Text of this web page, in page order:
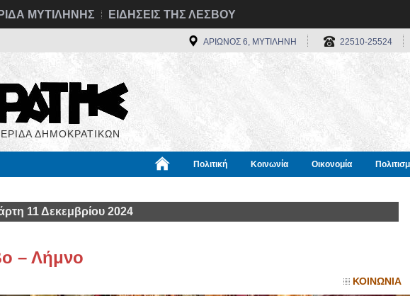
ΜΥΤΙΛΗΝΗΣ ΕΙΔΗΣΕΙΣ ΤΗΣ ΛΕΣΒΟΥ
ΑΡΙΩΝΟΣ 6, ΜΥΤΙΛΗΝΗ 22510-25524
ΔΗΜΟΚΡΑΤΙΚΩΝ
Πολιτική Κοινωνία Οικονομία
11 Δεκεμβρίου 2024
– Λήμνο
ΚΟΙΝΩΝΙΑ